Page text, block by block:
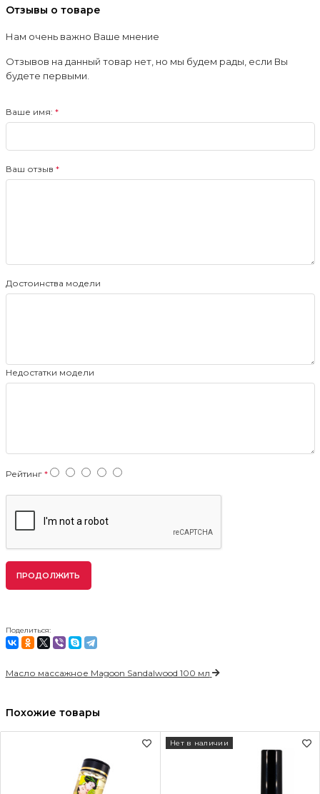
Отзывы о товаре
Нам очень важно Ваше мнение
Отзывов на данный товар нет, но мы будем рады, если Вы
будете первыми.
Ваше имя:
Ваш отзыв
Достоинства модели
Недостатки модели
Рейтинг
ПРОДОЛЖИТЬ
Поделиться:
Масло массажное Magoon Sandalwood 100 мл
Похожие товары
Нет в наличии